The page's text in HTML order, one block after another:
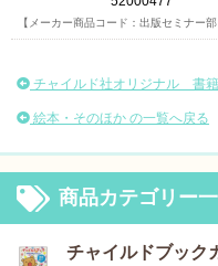
【メーカー商品コード：出版セミナー
チャイルド社オリジナル 書
絵本・そのほか の一覧へ戻る
商品カテゴリー
チャイルドブック